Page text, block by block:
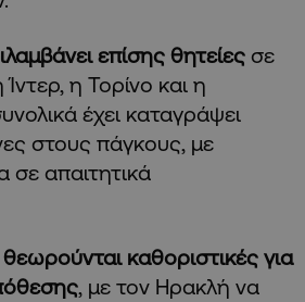
επίσης θητείες σε
η Τορίνο και η
έχει καταγράψει
στους πάγκους, με
σε απαιτητικά
καθοριστικές για
, με τον Ηρακλή να